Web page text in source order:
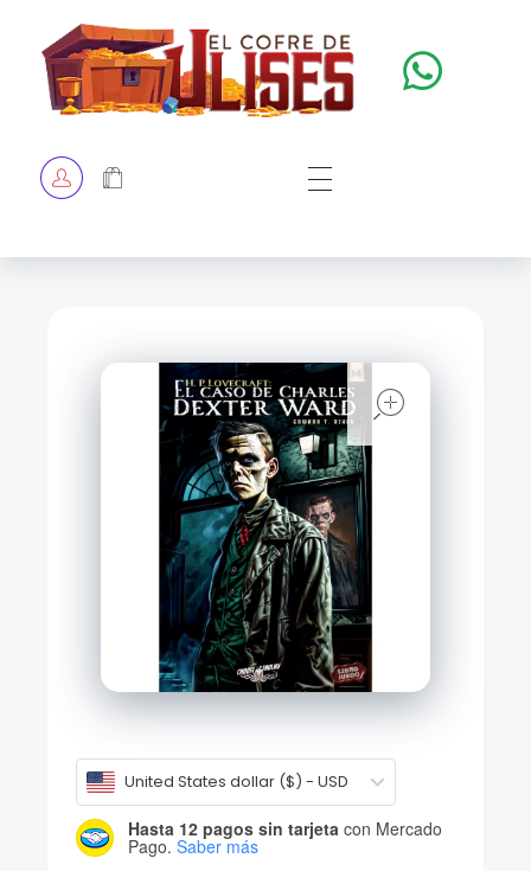
TIENDA
United States dollar ($) - USD
Hasta 12 pagos sin tarjeta con Mercado
Pago. Saber más